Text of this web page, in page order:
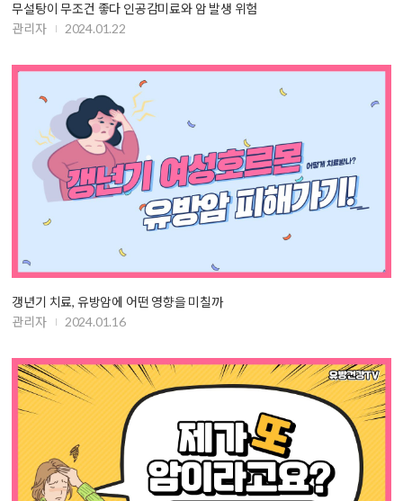
무설탕이 무조건 좋다 인공감미료와 암 발생 위험
관리자
2024.01.22
갱년기 치료, 유방암에 어떤 영향을 미칠까
관리자
2024.01.16